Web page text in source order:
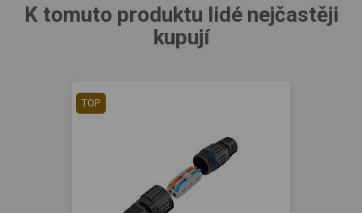
K tomuto produktu lidé nejčastěji
kupují
TOP